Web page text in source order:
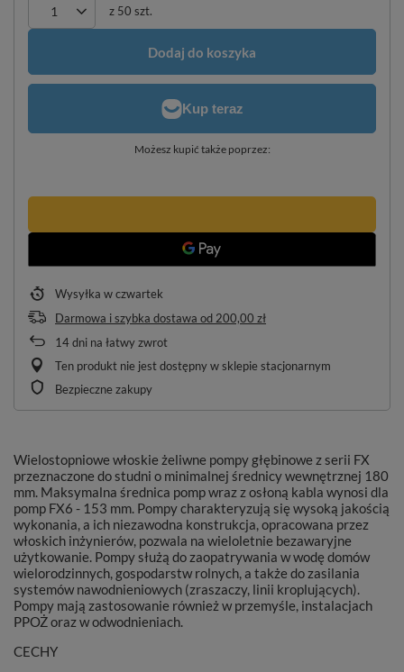
z 50 szt.
Dodaj do koszyka
Możesz kupić także poprzez:
Wysyłka w czwartek
Darmowa i szybka dostawa od 200,00 zł
14dni na łatwy zwrot
Ten produkt nie jest dostępny w sklepie stacjonarnym
Bezpieczne zakupy
Wielostopniowe włoskie żeliwne pompy głębinowe z serii FX
przeznaczone do studni o minimalnej średnicy wewnętrznej 180
mm. Maksymalna średnica pomp wraz z osłoną kabla wynosi dla
pomp FX6 - 153 mm. Pompy charakteryzują się wysoką jakością
wykonania, a ich niezawodna konstrukcja, opracowana przez
włoskich inżynierów, pozwala na wieloletnie bezawaryjne
użytkowanie. Pompy służą do zaopatrywania w wodę domów
wielorodzinnych, gospodarstw rolnych, a także do zasilania
systemów nawodnieniowych (zraszaczy, linii kroplujących).
Pompy mają zastosowanie również w przemyśle, instalacjach
PPOŻ oraz w odwodnieniach.
CECHY